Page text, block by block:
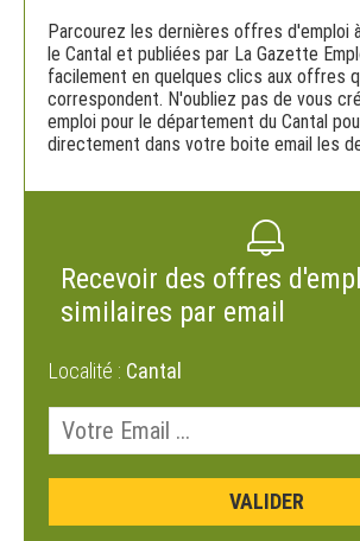
Parcourez les dernières offres d'emploi
le Cantal et publiées par La Gazette
facilement en quelques clics aux offres
correspondent. N'oubliez pas de vous
emploi pour le département du Cantal
directement dans votre boite email les
Recevoir des offres
similaires par email
Localité : Cantal